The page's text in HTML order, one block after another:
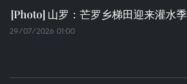
山罗：芒罗乡梯田迎来灌水季
29/07/2026 01:00